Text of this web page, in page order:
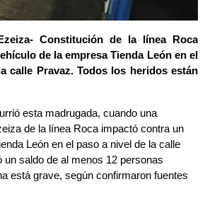
Constitución de la línea Roca
de la empresa Tienda León en el
calle Pravaz. Todos los heridos están
esta madrugada, cuando una
de la línea Roca impactó contra un
León en el paso a nivel de la calle
un saldo de al menos 12 personas
está grave, según confirmaron fuentes